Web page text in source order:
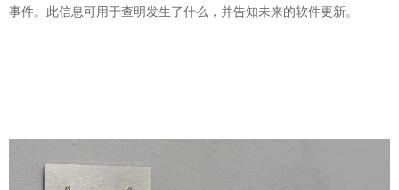
事件。 此信息可用于查明发生了什么，并告知未来的软件更新。